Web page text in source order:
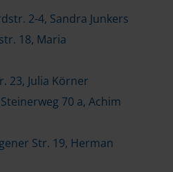
2-4, Sandra Junkers
18, Maria
23, Julia Körner
70 a, Achim
Str. 19, Herman